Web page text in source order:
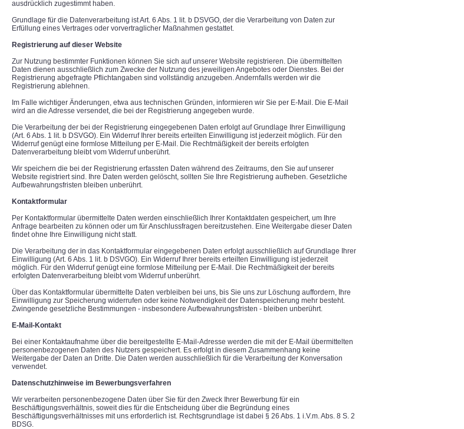
ausdrücklich zugestimmt haben.
Grundlage für die Datenverarbeitung ist Art. 6 Abs. 1 lit. b DSVGO, der die Verarbeitung von Daten zur
Erfüllung eines Vertrages oder vorvertraglicher Maßnahmen gestattet.
Registrierung auf dieser Website
Zur Nutzung bestimmter Funktionen können Sie sich auf unserer Website registrieren. Die übermittelten
Daten dienen ausschließlich zum Zwecke der Nutzung des jeweiligen Angebotes oder Dienstes. Bei der
Registrierung abgefragte Pflichtangaben sind vollständig anzugeben. Andernfalls werden wir die
Registrierung ablehnen.
Im Falle wichtiger Änderungen, etwa aus technischen Gründen, informieren wir Sie per E-Mail. Die E-Mail
wird an die Adresse versendet, die bei der Registrierung angegeben wurde.
Die Verarbeitung der bei der Registrierung eingegebenen Daten erfolgt auf Grundlage Ihrer Einwilligung
(Art. 6 Abs. 1 lit. b DSVGO). Ein Widerruf Ihrer bereits erteilten Einwilligung ist jederzeit möglich. Für den
Widerruf genügt eine formlose Mitteilung per E-Mail. Die Rechtmäßigkeit der bereits erfolgten
Datenverarbeitung bleibt vom Widerruf unberührt.
Wir speichern die bei der Registrierung erfassten Daten während des Zeitraums, den Sie auf unserer
Website registriert sind. Ihre Daten werden gelöscht, sollten Sie Ihre Registrierung aufheben. Gesetzliche
Aufbewahrungsfristen bleiben unberührt.
Kontaktformular
Per Kontaktformular übermittelte Daten werden einschließlich Ihrer Kontaktdaten gespeichert, um Ihre
Anfrage bearbeiten zu können oder um für Anschlussfragen bereitzustehen. Eine Weitergabe dieser Daten
findet ohne Ihre Einwilligung nicht statt.
Die Verarbeitung der in das Kontaktformular eingegebenen Daten erfolgt ausschließlich auf Grundlage Ihrer
Einwilligung (Art. 6 Abs. 1 lit. b DSVGO). Ein Widerruf Ihrer bereits erteilten Einwilligung ist jederzeit
möglich. Für den Widerruf genügt eine formlose Mitteilung per E-Mail. Die Rechtmäßigkeit der bereits
erfolgten Datenverarbeitung bleibt vom Widerruf unberührt.
Über das Kontaktformular übermittelte Daten verbleiben bei uns, bis Sie uns zur Löschung auffordern, Ihre
Einwilligung zur Speicherung widerrufen oder keine Notwendigkeit der Datenspeicherung mehr besteht.
Zwingende gesetzliche Bestimmungen - insbesondere Aufbewahrungsfristen - bleiben unberührt.
E-Mail-Kontakt
Bei einer Kontaktaufnahme über die bereitgestellte E-Mail-Adresse werden die mit der E-Mail übermittelten
personenbezogenen Daten des Nutzers gespeichert. Es erfolgt in diesem Zusammenhang keine
Weitergabe der Daten an Dritte. Die Daten werden ausschließlich für die Verarbeitung der Konversation
verwendet.
Datenschutzhinweise im Bewerbungsverfahren
Wir verarbeiten personenbezogene Daten über Sie für den Zweck Ihrer Bewerbung für ein
Beschäftigungsverhältnis, soweit dies für die Entscheidung über die Begründung eines
Beschäftigungsverhältnisses mit uns erforderlich ist. Rechtsgrundlage ist dabei § 26 Abs. 1 i.V.m. Abs. 8 S. 2
BDSG.